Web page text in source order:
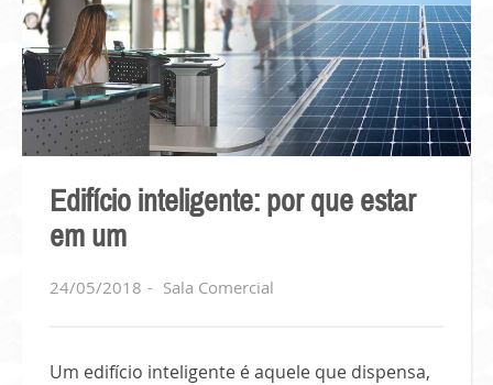
Edifício inteligente: por que estar
em um
24/05/2018 Sala Comercial
Um edifício inteligente é aquele que dispensa,